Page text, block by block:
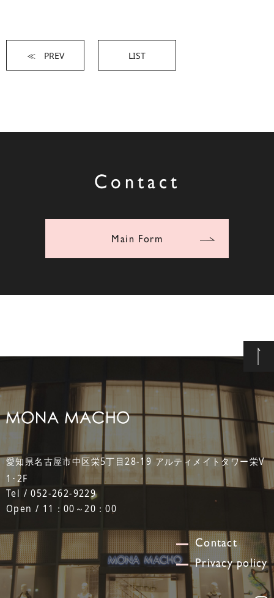
≪ PREV LIST
Contact
Main Form
愛知県名古屋市中区栄5丁目28-19 アルティメイトタワー栄V
1･2F
Tel / 052-262-9229
Open / 11：00～20：00
Contact
Privacy policy